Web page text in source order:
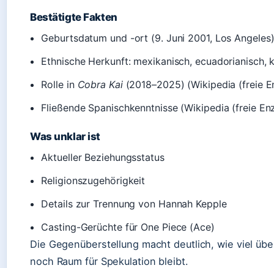
Bestätigte Fakten
Geburtsdatum und -ort (9. Juni 2001, Los
Ethnische Herkunft: mexikanisch,
Rolle in Cobra Kai(2018–2025) (Wikipedia (freie
Fließende Spanischkenntnisse (Wikipedia (freie
Was unklar ist
Aktueller Beziehungsstatus
Religionszugehörigkeit
Details zur Trennung von Hannah Kepple
Casting-Gerüchte für One Piece (Ace)
Die Gegenüberstellung macht deutlich, wie viel
noch Raum für Spekulation bleibt.